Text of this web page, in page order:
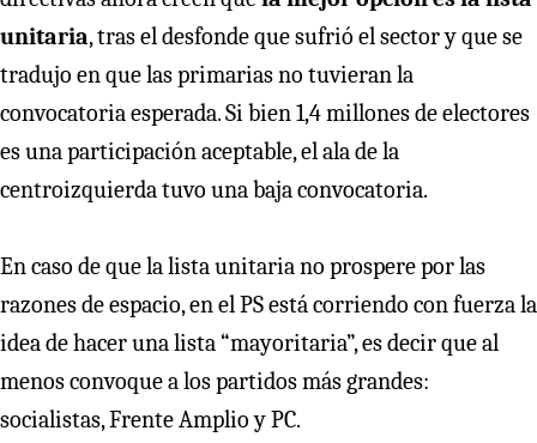
unitaria, tras el desfonde que sufrió el sector y que se
tradujo en que las primarias no tuvieran la
convocatoria esperada. Si bien 1,4 millones de electores
es una participación aceptable, el ala de la
centroizquierda tuvo una baja convocatoria.
En caso de que la lista unitaria no prospere por las
razones de espacio, en el PS está corriendo con fuerza la
idea de hacer una lista “mayoritaria”, es decir que al
menos convoque a los partidos más grandes:
socialistas, Frente Amplio y PC.